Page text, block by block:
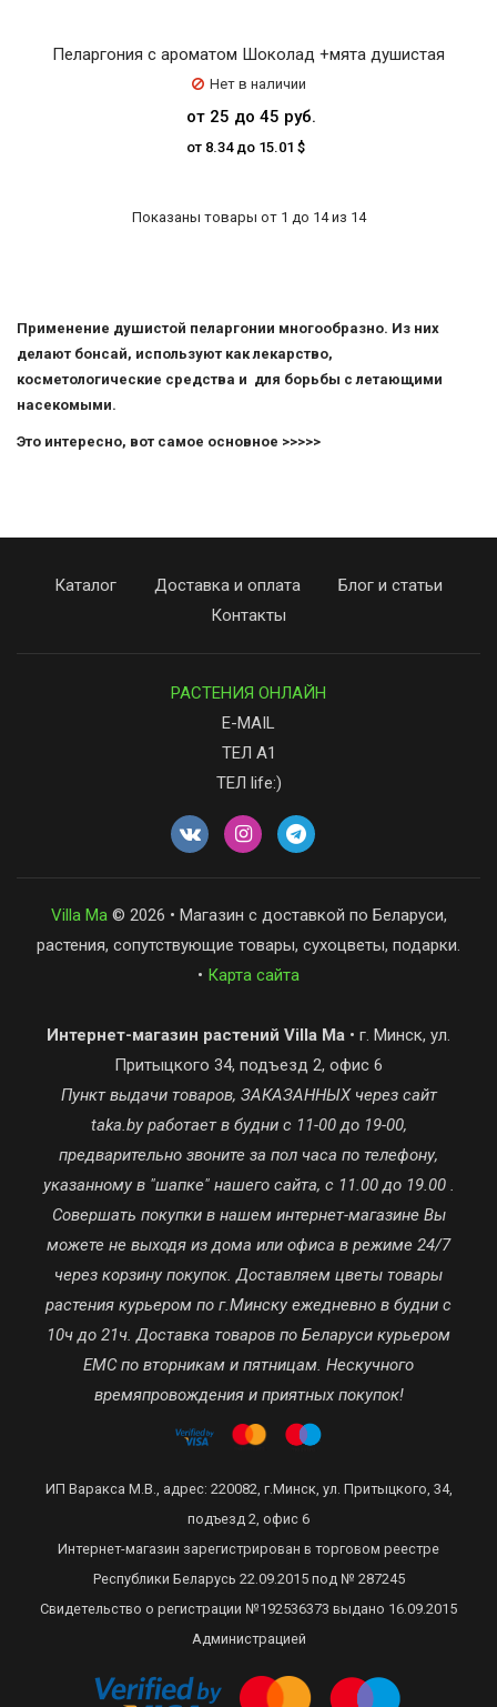
Пеларгония с ароматом Шоколад +мята душистая
Нет в наличии
от 25 до 45 руб.
от 8.34 до 15.01 $
Показаны товары от 1 до 14 из 14
Применение душистой пеларгонии многообразно. Из них
делают бонсай, используют как лекарство,
косметологические средства и для борьбы с летающими
насекомыми.
Это интересно, вот самое основное >>>>>
Каталог Доставка и оплата
Блог и статьи
Контакты
РАСТЕНИЯ ОНЛАЙН
E-MAIL
ТЕЛ А1
ТЕЛ life:)
Villa Ma© 2026 • Магазин с доставкой по Беларуси,
растения, сопутствующие товары, сухоцветы, подарки.
• Карта сайта
Интернет-магазин растений Villa Ma • г. Минск, ул.
Притыцкого 34, подъезд 2, офис 6
Пункт выдачи товаров, ЗАКАЗАННЫХ через сайт
taka.by работает в будни с 11-00 до 19-00,
предварительно звоните за пол часа по телефону,
указанному в "шапке" нашего сайта, с 11.00 до 19.00 .
Совершать покупки в нашем интернет-магазине Вы
можете не выходя из дома или офиса в режиме 24/7
через корзину покупок. Доставляем цветы товары
растения курьером по г.Минску ежедневно в будни с
10ч до 21ч. Доставка товаров по Беларуси курьером
ЕМС по вторникам и пятницам. Нескучного
времяпровождения и приятных покупок!
ИП Варакса М.В., адрес: 220082, г.Минск, ул. Притыцкого, 34,
подъезд 2, офис 6
Интернет-магазин зарегистрирован в торговом реестре
Республики Беларусь 22.09.2015 под № 287245
Свидетельство о регистрации №192536373 выдано 16.09.2015
Администрацией